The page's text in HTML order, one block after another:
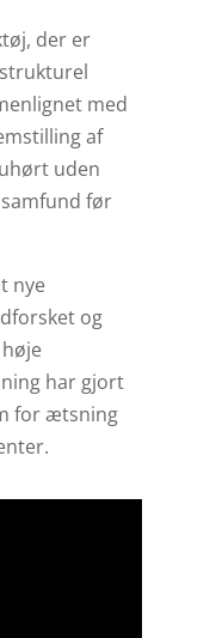
der er
med
af
uden
før
nye
og
har gjort
for ætsning